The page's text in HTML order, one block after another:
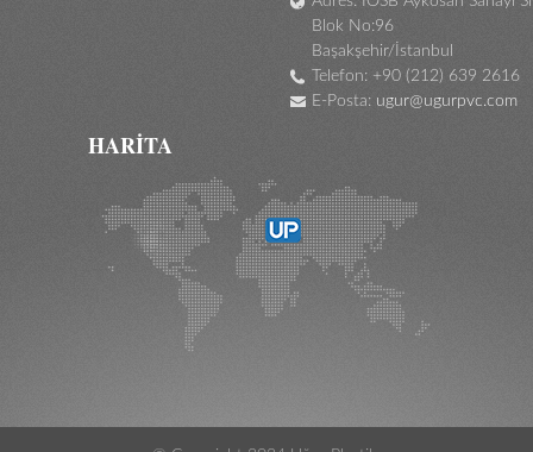
Blok No:96
Başakşehir/İstanbul
Telefon: +90 (212) 639 2616
E-Posta: ugur@ugurpvc.com
HARITA